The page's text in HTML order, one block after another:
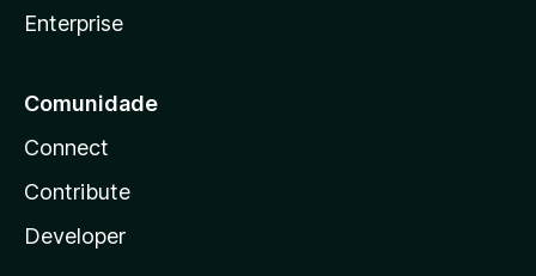
Enterprise
Comunidade
Connect
Contribute
Developer